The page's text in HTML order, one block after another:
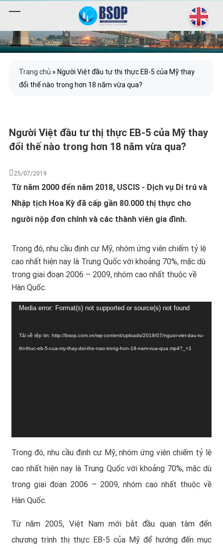
Trang chủ » Người Việt đầu tư thị thực EB-5 của Mỹ thay
đổi thế nào trong hơn 18 năm vừa qua?
Người Việt đầu tư thị thực EB-5 của Mỹ thay
đổi thế nào trong hơn 18 năm vừa qua?
25/07/2019
Từ năm 2000 đến năm 2018, USCIS - Dịch vụ Di trú và
Nhập tịch Hoa Kỳ đã cấp gần 80.000 thị thực cho
người nộp đơn chính và các thành viên gia đình.
Trong đó, nhu cầu định cư Mỹ, nhóm ứng viên chiếm tỷ lệ
cao nhất hiện nay là Trung Quốc với khoảng 70%, mặc dù
trong giai đoạn 2006 – 2009, nhóm cao nhất thuộc về
Hàn Quốc.
Trình
Video
Media error: Format(s) not supported or source(s) not found
Tải về tệp tin: http://bsop.com.vn/wp-content/uploads/2019/07/nguoi-viet-dau-tu-
thi-thuc-eb-5-cua-my-thay-doi-the-nao-trong-hon-18-nam-vua-qua.mp4?_=1
Trong đó, nhu cầu định cư Mỹ, nhóm ứng viên chiếm tỷ lệ
cao nhất hiện nay là Trung Quốc với khoảng 70%, mặc dù
trong giai đoạn 2006 – 2009, nhóm cao nhất thuộc về
Hàn Quốc.
Từ năm 2005, Việt Nam mới bắt đầu quan tâm đến
chương trình thị thực EB-5 của Mỹ để hướng đến mục